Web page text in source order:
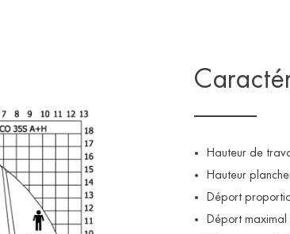
Hauteur de
Hauteur
Déport
Déport